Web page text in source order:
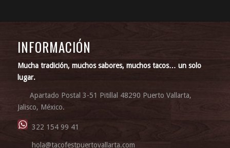
INFORMACIÓN
Mucha tradición, muchos sabores, muchos tacos… un solo
lugar.
Apartado Postal 3-51 Pitillal 48290 Puerto Vallarta,
Jalisco, México.
322 154 99 41
hola@tacofestpuertovallarta.com